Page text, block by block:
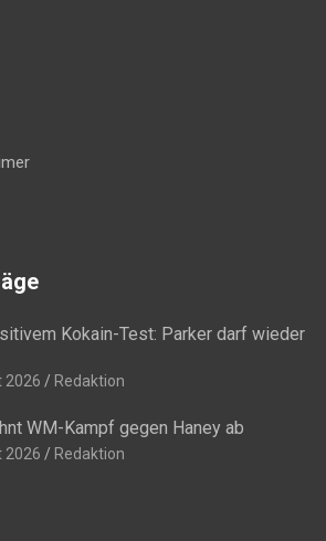
Kokain-Test: Parker darf wieder
2026 Redaktion
WM-Kampf gegen Haney ab
2026 Redaktion